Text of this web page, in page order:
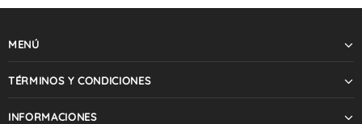
MENÚ
TÉRMINOS Y CONDICIONES
INFORMACIONES